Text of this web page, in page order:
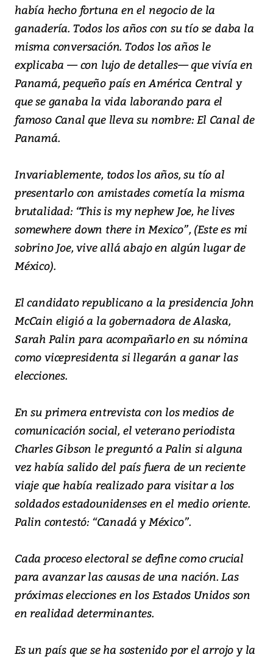
había hecho fortuna en el negocio de la
ganadería. Todos los años con su tío se daba la
misma conversación. Todos los años le
explicaba — con lujo de detalles— que vivía en
Panamá, pequeño país en América Central y
que se ganaba la vida laborando para el
famoso Canal que lleva su nombre: El Canal de
Panamá.
Invariablemente, todos los años, su tío al
presentarlo con amistades cometía la misma
brutalidad: “This is my nephew Joe, he lives
somewhere down there in Mexico”, (Este es mi
sobrino Joe, vive allá abajo en algún lugar de
México).
El candidato republicano a la presidencia John
McCain eligió a la gobernadora de Alaska,
Sarah Palin para acompañarlo en su nómina
como vicepresidenta si llegarán a ganar las
elecciones.
En su primera entrevista con los medios de
comunicación social, el veterano periodista
Charles Gibson le preguntó a Palin si alguna
vez había salido del país fuera de un reciente
viaje que había realizado para visitar a los
soldados estadounidenses en el medio oriente.
Palin contestó: “Canadá y México”.
Cada proceso electoral se define como crucial
para avanzar las causas de una nación. Las
próximas elecciones en los Estados Unidos son
en realidad determinantes.
Es un país que se ha sostenido por el arrojo y la